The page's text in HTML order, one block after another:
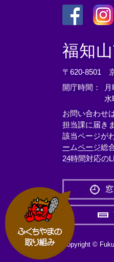
外
部
リ
ン
ク
外
部
リ
ン
ク
福知
〒620-8501
開庁時間： 月
水
お問い合わせ
担当課に届き
該当ページが
ームページ総
24時間対応の
外
部
リ
Copyright ©